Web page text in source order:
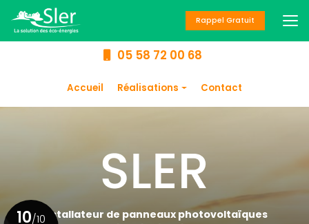
au
contenu
principal
05 58 72 00 68
Accueil Réalisations
Chauffage
Climatisation
Contact
Rappel Gratuit
Installateur de panneaux photovoltaïques
10/10